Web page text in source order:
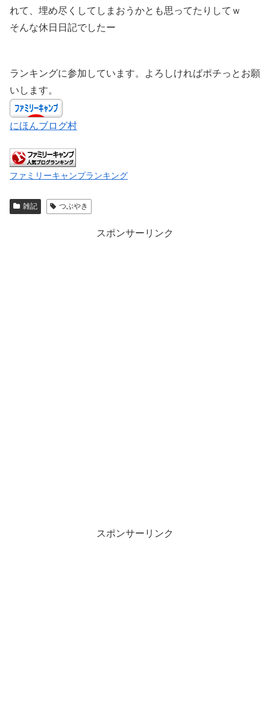
れて、埋め尽くしてしまおうかとも思ってたりしてｗ
そんな休日日記でしたー
ランキングに参加しています。よろしければポチっとお願
いします。
にほんブログ村
ファミリーキャンプランキング
雑記 つぶやき
スポンサーリンク
スポンサーリンク